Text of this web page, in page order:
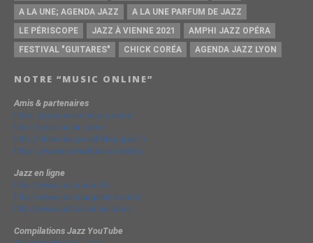
A LA UNE; AGENDA JAZZ
A LA UNE PARFUM DE JAZZ
LE PÉRISCOPE
JAZZ À VIENNE 2021
AMPHI JAZZ OPÉRA
FESTIVAL "GUITARES"
CHICK CORÉA AGENDA JAZZ LYON
NOTRE “MUSIC ONLINE”
Amis & partenaires
https://groovesidestory.com/
http://lyon-music.com/
http://chrischarpenel.blogspot.fr
https://www.yvesdorison.net/q-r
Jazz en ligne
http://www.jazzradio.fr/
http://www.jazzmagazine.com/
http://www.jazzavienne.com/
Compilations Jazz YouTube